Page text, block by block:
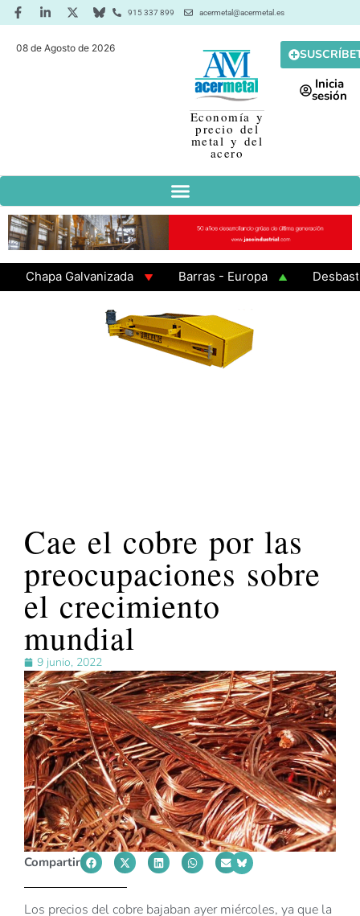
915 337 899 acermetal@acermetal.es
08 de Agosto de 2026
Economía y
precio del
metal y del
acero
Inicia
sesión
Chapa Galvanizada Barras - Europa
Desbaste -
Cae el cobre por las
preocupaciones sobre
el crecimiento
mundial
9 junio, 2022
Compartir
Los precios del cobre bajaban ayer miércoles, ya que la